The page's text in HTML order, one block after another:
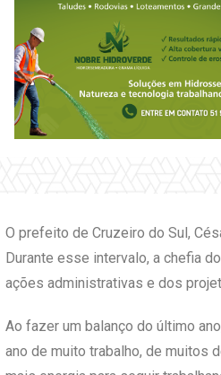
O prefeito de Cruzeiro do Sul,
Durante esse intervalo, a chefia
ações administrativas e dos
Ao fazer um balanço do último
ano de muito trabalho, de muitos